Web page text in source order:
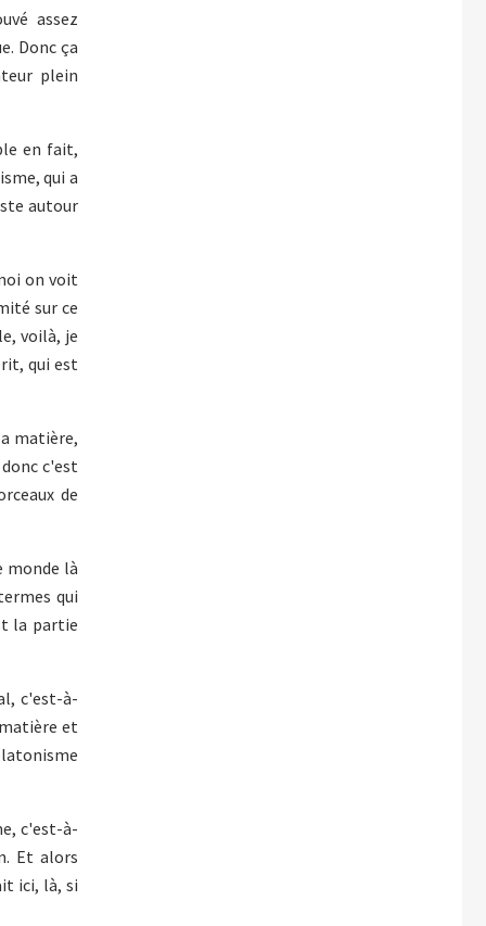
assez
Donc ça
plein
en fait,
qui a
autour
on voit
sur ce
voilà, je
qui est
matière,
c'est
de
monde là
qui
la partie
c'est-à-
et
c'est-à-
Et alors
ici, là, si